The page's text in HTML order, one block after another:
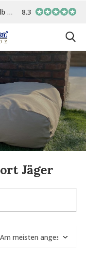
Vor 15:00 Uhr bestellt,
8.3
Jäger